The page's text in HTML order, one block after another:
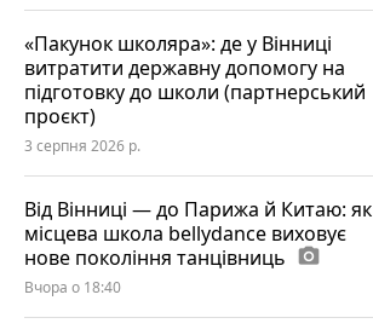
«Пакунок школяра»: де у Вінниці
витратити державну допомогу на
підготовку до школи (партнерський
проєкт)
3 серпня 2026 р.
Від Вінниці — до Парижа й Китаю: як
місцева школа bellydance виховує
нове покоління танцівниць photo_camera
Вчора о 18:40